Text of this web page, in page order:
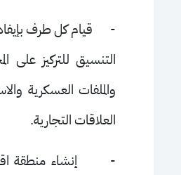
- قيام كل طرف
التنسيق للتركيز على
والملفات العسكرية
العلاقات التجارية.
- إنشاء منطقة